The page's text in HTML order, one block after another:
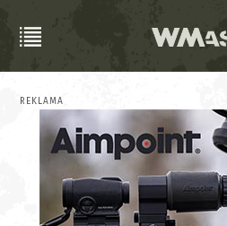
REKLAMA